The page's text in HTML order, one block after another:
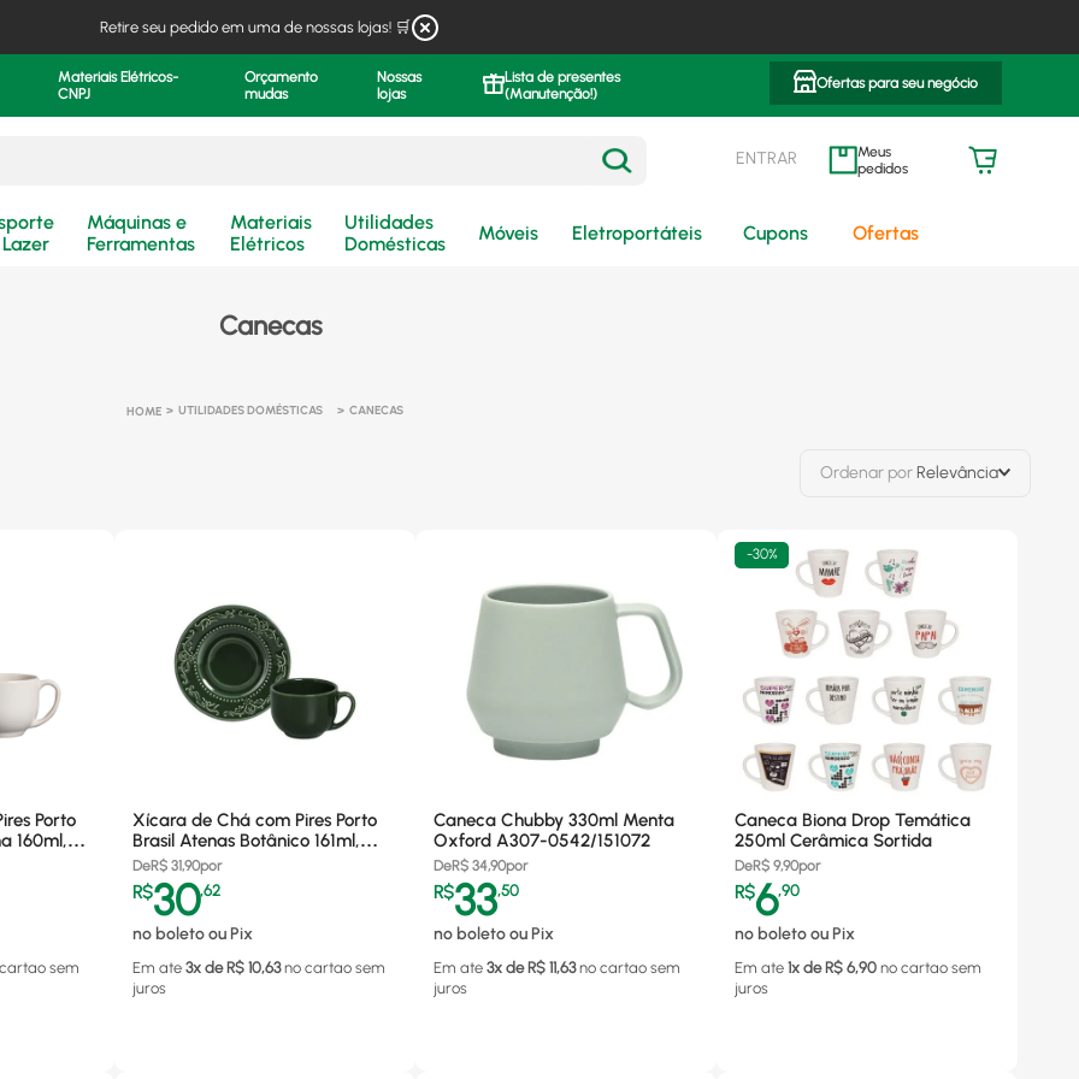
Retire seu pedido em uma de nossas lojas! 🛒
Materiais Elétricos-
CNPJ
Orçamento
mudas
Nossas
lojas
Lista de presentes
(Manutenção!)
Ofertas para seu negócio
ENTRAR meus pedidos
Máquinas e
Ferramentas
Materiais
Elétricos
Utilidades
Domésticas
Móveis Eletroportáteis Cupons Ofertas
Canecas
UTILIDADES DOMÉSTICAS CANECAS
Ordenar porRelevância
Porto
160ml,
sem
Xícara de Chá com Pires Porto
Brasil Atenas Botânico 161ml,
Cerâmica - 361576601
DeR$ 31,90por
R$30,62
no boleto ou Pix
Em ate 3x de R$ 10,63 no cartao sem
juros
Caneca Chubby 330ml Menta
Oxford A307-0542/151072
DeR$ 34,90por
R$33,50
no boleto ou Pix
Em ate 3x de R$ 11,63 no cartao sem
juros
-30%
Caneca Biona Drop Temática
250ml Cerâmica Sortida
DeR$ 9,90por
R$6,90
no boleto ou Pix
Em ate 1x de R$ 6,90 no cartao sem
juros